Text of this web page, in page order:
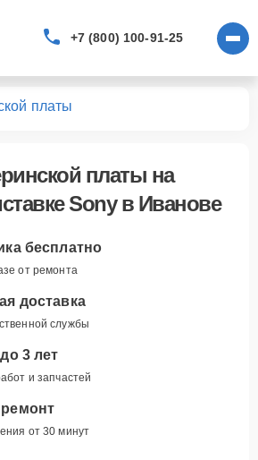
+7 (800) 100-91-25
платы
платы на
Sony в Иванове
бесплатно
от ремонта
доставка
службы
3 лет
и запчастей
от 30 минут